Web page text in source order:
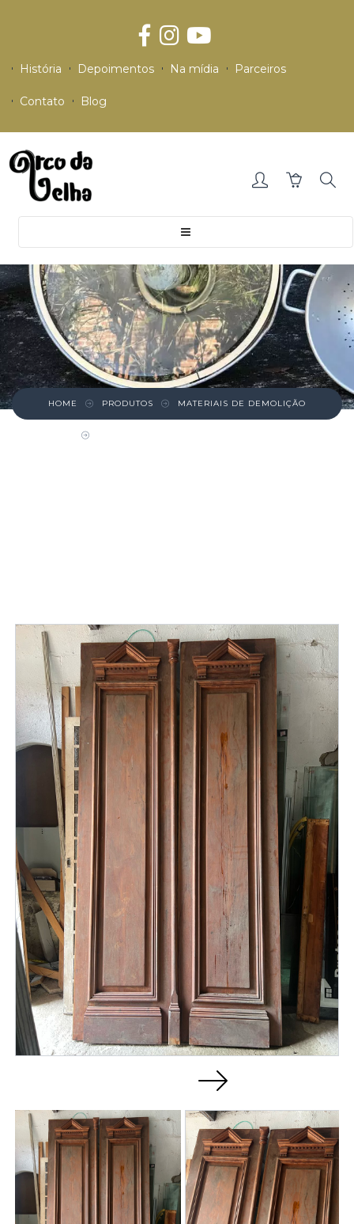
História Depoimentos Na mídia Parceiros
Contato Blog
HOME PRODUTOS MATERIAIS DE DEMOLIÇÃO